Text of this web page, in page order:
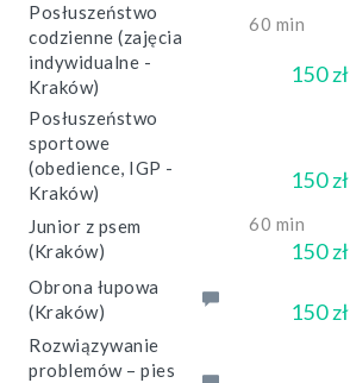
Posłuszeństwo
codzienne (zajęcia
indywidualne -
Kraków)
60 min
150 zł
Posłuszeństwo
sportowe
(obedience, IGP -
Kraków)
150 zł
Junior z psem
(Kraków)
60 min
150 zł
Obrona łupowa
(Kraków)
150 zł
Rozwiązywanie
problemów – pies